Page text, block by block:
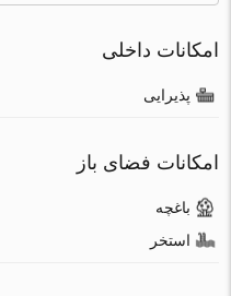
امکانات داخلی
پذیرایی
امکانات فضای باز
باغچه
استخر